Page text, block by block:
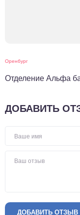
Оренбург
Отделение Альфа
ДОБАВИТЬ
ДОБАВИТЬ ОТЗЫВ